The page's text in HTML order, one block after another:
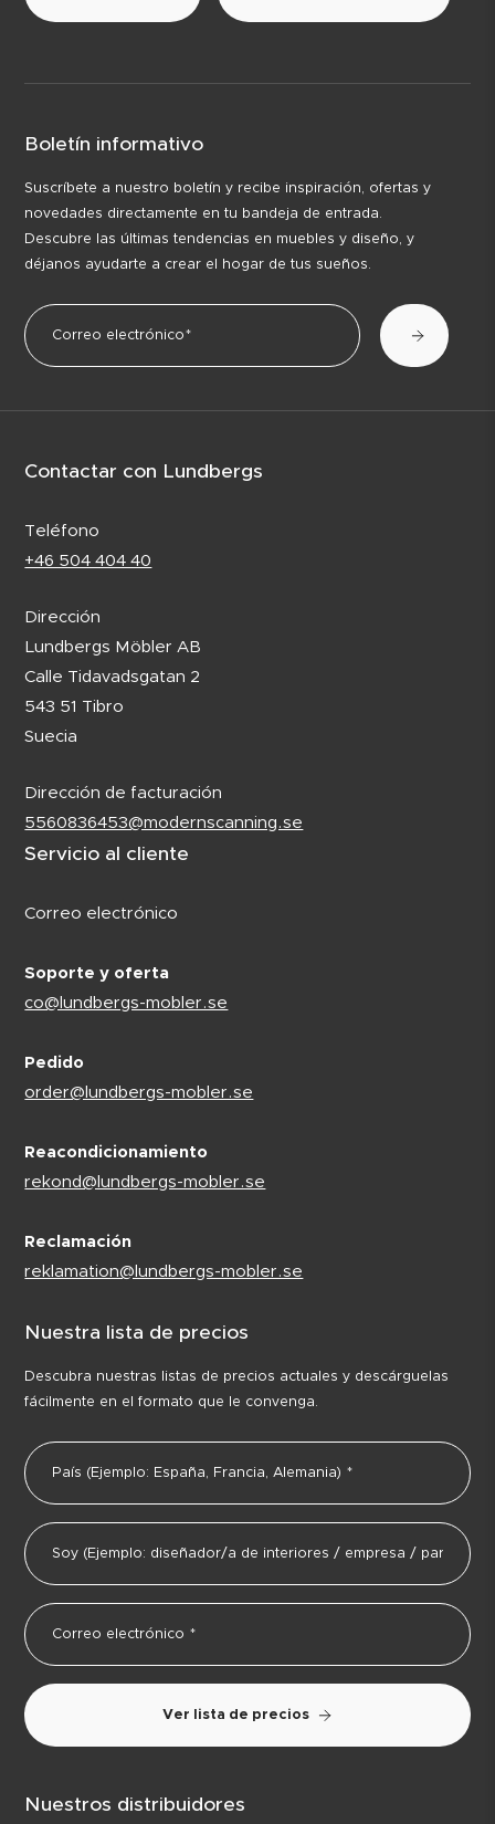
Boletín informativo
Suscríbete a nuestro boletín y recibe inspiración, ofertas y
novedades directamente en tu bandeja de entrada.
Descubre las últimas tendencias en muebles y diseño, y
déjanos ayudarte a crear el hogar de tus sueños.
Contactar con Lundbergs
Teléfono
+46 504 404 40
Dirección
Lundbergs Möbler AB
Calle Tidavadsgatan 2
543 51 Tibro
Suecia
Dirección de facturación
5560836453@modernscanning.se
Servicio al cliente
Correo electrónico
Soporte y oferta
co@lundbergs-mobler.se
Pedido
order@lundbergs-mobler.se
Reacondicionamiento
rekond@lundbergs-mobler.se
Reclamación
reklamation@lundbergs-mobler.se
Nuestra lista de precios
Descubra nuestras listas de precios actuales y descárguelas
fácilmente en el formato que le convenga.
Ver lista de precios
Nuestros distribuidores